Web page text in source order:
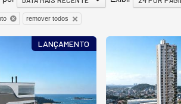
remover todos
LANÇAMENTO